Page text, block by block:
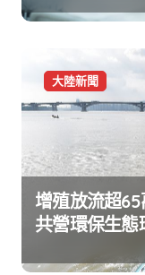
大陸新聞
增殖放流超
共營環保生態